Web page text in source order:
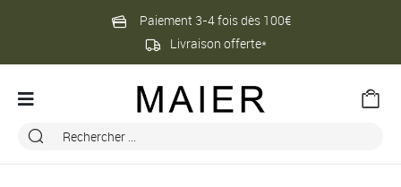
Paiement 3-4 fois dès 100€
Livraison offerte*